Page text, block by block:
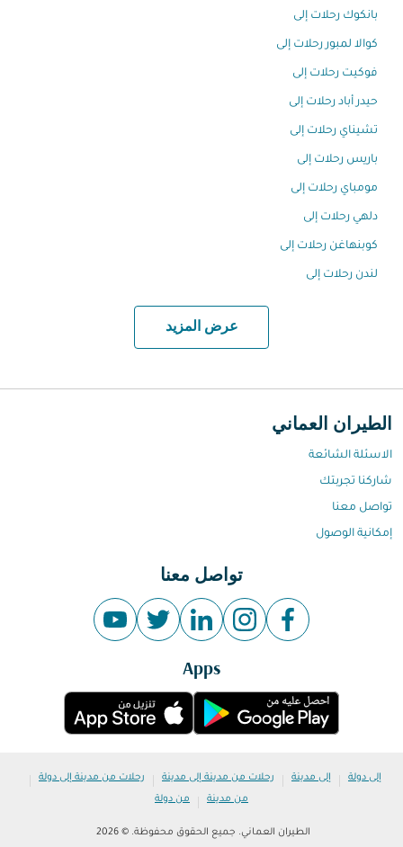
بانكوك رحلات إلى
كوالا لمبور رحلات إلى
فوكيت رحلات إلى
حيدر أباد رحلات إلى
تشيناي رحلات إلى
باريس رحلات إلى
مومباي رحلات إلى
دلهي رحلات إلى
كوبنهاغن رحلات إلى
لندن رحلات إلى
عرض المزيد
الطيران العماني
الاسئلة الشائعة
شاركنا تجربتك
تواصل معنا
إمكانية الوصول
تواصل معنا
Apps
إلى دولة | إلى مدينة | رحلات من مدينة إلى مدينة | رحلات من مدينة إلى دولة |
من مدينة | من دولة
الطيران العماني. جميع الحقوق محفوظة. © 2026